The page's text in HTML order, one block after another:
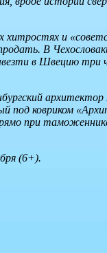
и
В
в Швецию три
под ковриком
при
(6+).